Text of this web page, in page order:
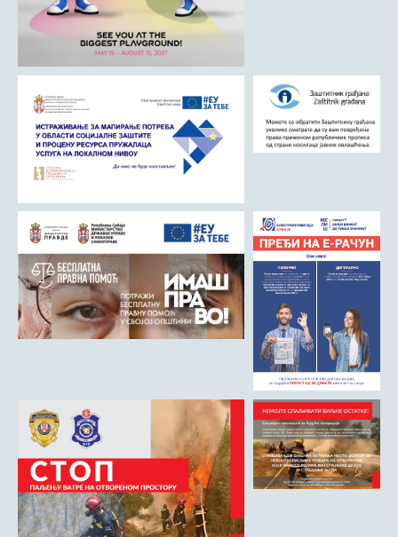
Удружењa
Државна управа и администрација
Љубовија некад
Природа у Азбуковици
ВЕСТИ
Соко град
Римски мост
Кањон Трешњице
Мали и Велики град
Мачков камен
Црква Светог Преображења
Црква Св. апостола Петра и Павла
Црква брвнара у Доњој Оровици
Дрина
Врхпоље - Етно село
Бобија